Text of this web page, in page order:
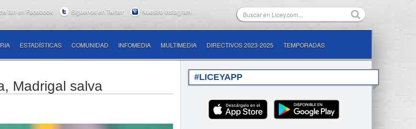
fan en Facebook Síguenos en Twitter Nuestro Instagram
ESTADÍSTICAS COMUNIDAD INFOMEDIA MULTIMEDIA DIRECTIVOS 2023-2025 TEMPORADAS
Madrigal salva
#LICEYAPP